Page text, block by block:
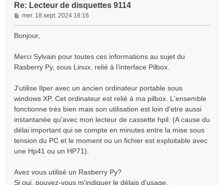
Re: Lecteur de disquettes 9114
M
e
g
e
mer. 18 sept. 2024 18:16
Bonjour,
Merci Sylvain pour toutes ces informations au sujet du
Rasberry Py, sous Linux, relié à l'interface Pilbox.
J'utilise Ilper avec un ancien ordinateur portable sous
windows XP. Cet ordinateur est relié à ma pilbox. L'ensemble
fonctionne très bien mais son utilisation est loin d'etre aussi
instantanée qu'avec mon lecteur de cassette hpil. (A cause du
délai important qui se compte en minutes entre la mise sous
tension du PC et le moment ou un fichier est exploitable avec
une Hp41 ou un HP71).
Avez vous utilisé un Rasberry Py?
Si oui, pouvez-vous m'indiquer le délais d'usage.